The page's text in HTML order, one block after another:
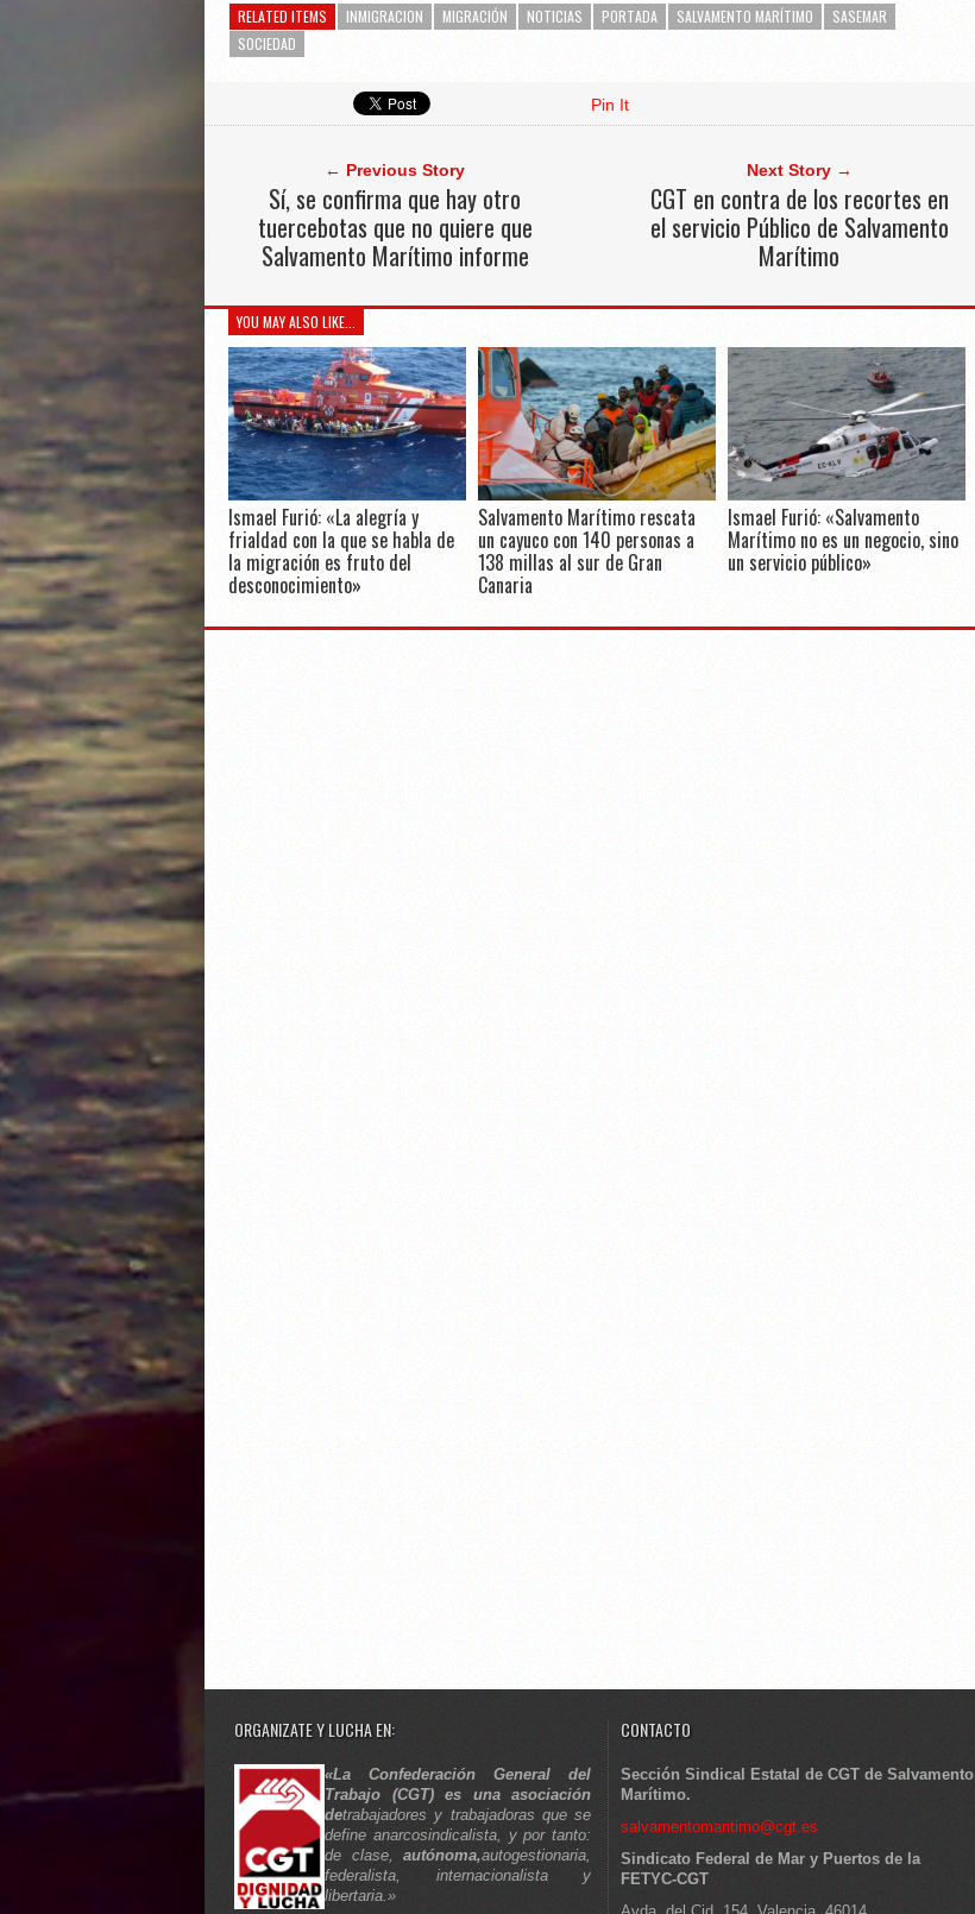
RELATED ITEMS INMIGRACION MIGRACIÓN NOTICIAS PORTADA SALVAMENTO MARÍTIMO
SASEMAR
SOCIEDAD
Pin It
← Previous Story
Sí, se confirma que hay otro
tuercebotas que no quiere que
Salvamento Marítimo informe
Next Story →
CGT en contra de los recortes en
el servicio Público de Salvamento
Marítimo
YOU MAY ALSO LIKE...
Ismael Furió: «La alegría y
frialdad con la que se habla de
la migración es fruto del
desconocimiento»
Salvamento Marítimo rescata
un cayuco con 140 personas a
138 millas al sur de Gran
Canaria
Ismael Furió: «Salvamento
Marítimo no es un negocio, sino
un servicio público»
ORGANIZATE Y LUCHA EN:
«La Confederación General del
Trabajo (CGT) es una asociación
detrabajadores y trabajadoras que se
define anarcosindicalista, y por tanto:
de clase, autónoma,autogestionaria,
federalista, internacionalista y
libertaria.»
CONTACTO
Sección Sindical Estatal de CGT de Salvamento
Marítimo.
salvamentomaritimo@cgt.es
Sindicato Federal de Mar y Puertos de la
FETYC-CGT